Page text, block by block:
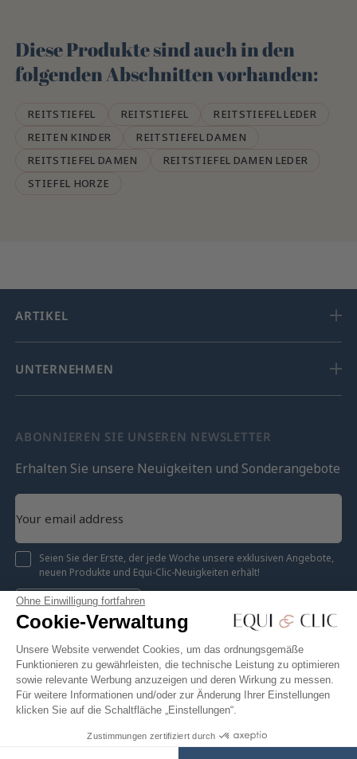
Ohne Einwilligung fortfahren
Cookie-Verwaltung
Unsere Website verwendet Cookies, um das ordnungsgemäße
Funktionieren zu gewährleisten, die technische Leistung zu optimieren
sowie relevante Werbung anzuzeigen und deren Wirkung zu messen.
Für weitere Informationen und/oder zur Änderung Ihrer Einstellungen
klicken Sie auf die Schaltfläche „Einstellungen“.
Zustimmungen zertifiziert durch
Diese Produkte sind auch in den
folgenden Abschnitten vorhanden:
REITSTIEFEL REITSTIEFEL
REITSTIEFEL LEDER
REITEN KINDER
REITSTIEFEL DAMEN
REITSTIEFEL DAMEN
REITSTIEFEL DAMEN LEDER
STIEFEL HORZE
ARTIKEL
UNTERNEHMEN
ABONNIEREN SIE UNSEREN NEWSLETTER
Erhalten Sie unsere Neuigkeiten und Sonderangebote
Seien Sie der Erste, der jede Woche unsere exklusiven Angebote,
neuen Produkte und Equi-Clic-Neuigkeiten erhält!
Registrieren
Facebook Twitter
YouTube
Pinterest
Instagram